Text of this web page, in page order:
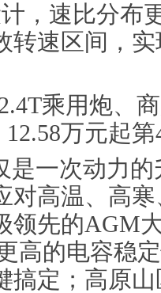
，速比分布
转速区间，
是一次动力
对高温、高
领先的AGM
高的电容稳
搞定；高原